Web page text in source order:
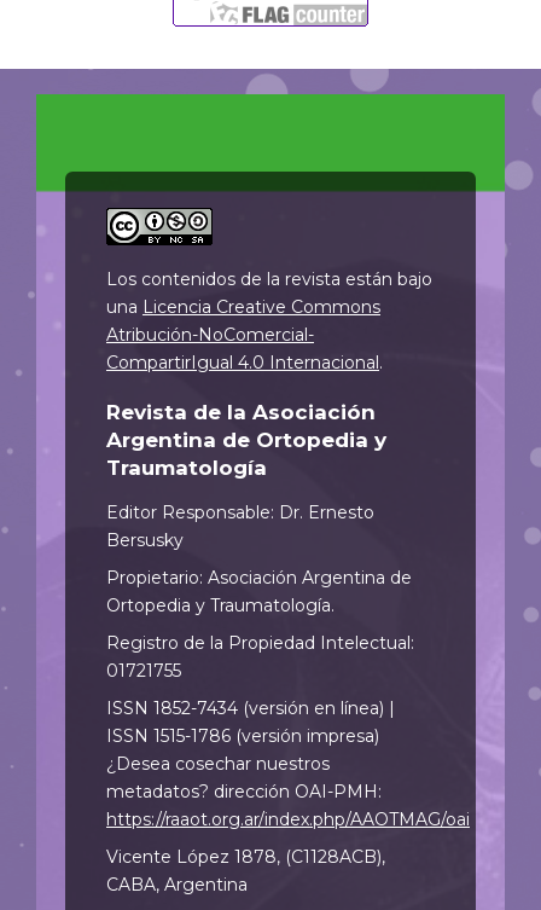
Los contenidos de la revista están bajo
una Licencia Creative Commons
Atribución-NoComercial-
CompartirIgual 4.0 Internacional.
Revista de la Asociación
Argentina de Ortopedia y
Traumatología
Editor Responsable: Dr. Ernesto
Bersusky
Propietario: Asociación Argentina de
Ortopedia y Traumatología.
Registro de la Propiedad Intelectual:
01721755
ISSN 1852-7434 (versión en línea) |
ISSN 1515-1786 (versión impresa)
¿Desea cosechar nuestros
metadatos? dirección OAI-PMH:
https://raaot.org.ar/index.php/AAOTMAG/oai
Vicente López 1878, (C1128ACB),
CABA, Argentina